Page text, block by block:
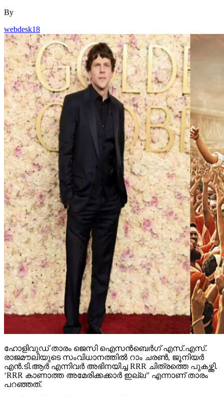
By
webdesk18
ഹോളിവുഡ് താരം ജെസി ഐസന്‍ബെര്‍ഗ് എസ്.എസ്.
രാജമൗലിയുടെ സംവിധാനത്തില്‍ റാം ചരണ്‍, ജൂനിയര്‍
എന്‍.ടി.ആര്‍ എന്നിവര്‍ അഭിനയിച്ച RRR ചിത്രത്തെ പുകഴ്ത്തി.
‘RRR കാണാത്ത അമേരിക്കക്കാര്‍ ഇല്ല” എന്നാണ് താരം
പറഞ്ഞത്.